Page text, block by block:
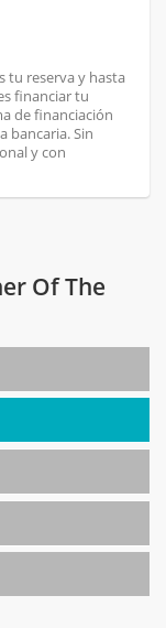
tu reserva y hasta
financiar tu
de financiación
bancaria. Sin
y con
Of The